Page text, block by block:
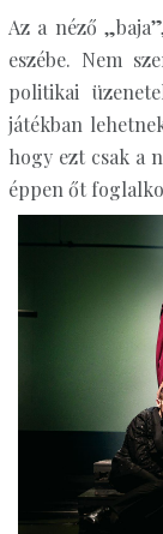
Az a néző
eszébe. Nem
politikai
játékban
hogy ezt csak a
éppen őt